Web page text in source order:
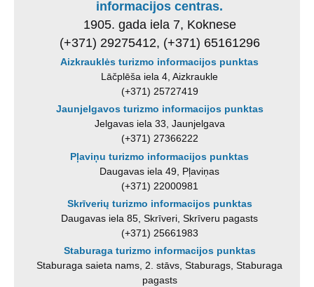
informacijos centras.
1905. gada iela 7, Koknese
(+371) 29275412, (+371) 65161296
Aizkrauklės turizmo informacijos punktas
Lāčplēša iela 4, Aizkraukle
(+371) 25727419
Jaunjelgavos turizmo informacijos punktas
Jelgavas iela 33, Jaunjelgava
(+371) 27366222
Pļaviņu turizmo informacijos punktas
Daugavas iela 49, Pļaviņas
(+371) 22000981
Skrīverių turizmo informacijos punktas
Daugavas iela 85, Skrīveri, Skrīveru pagasts
(+371) 25661983
Staburaga turizmo informacijos punktas
Staburaga saieta nams, 2. stāvs, Staburags, Staburaga
pagasts